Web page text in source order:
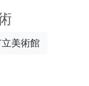
美術館